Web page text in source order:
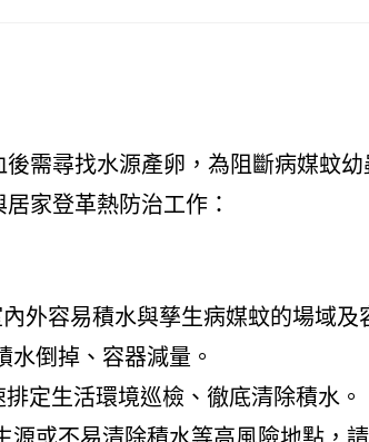
需尋找水源產卵，為阻斷病媒蚊
家登革熱防治工作 ：
外容易積水與孳生病媒蚊的場域及
水倒掉、容器減量 。
排定生活環境巡檢、徹底清除積水 。